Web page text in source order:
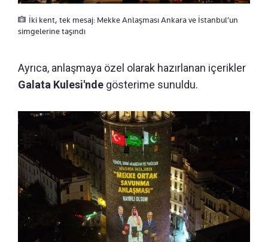
İki kent, tek mesaj: Mekke Anlaşması Ankara ve İstanbul’un
simgelerine taşındı
Ayrıca, anlaşmaya özel olarak hazırlanan içerikler
Galata Kulesi'nde gösterime sunuldu.